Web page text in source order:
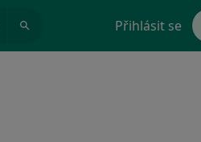
Přihlásit se